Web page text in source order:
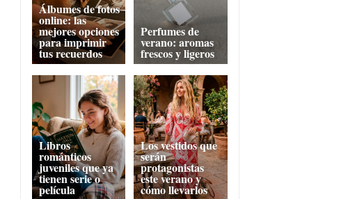
Álbumes de fotos
online: las
mejores opciones
para imprimir
tus recuerdos
Perfumes de
verano: aromas
frescos y ligeros
Libros
románticos
juveniles que ya
tienen serie o
película
Los vestidos que
serán
protagonistas
este verano y
cómo llevarlos